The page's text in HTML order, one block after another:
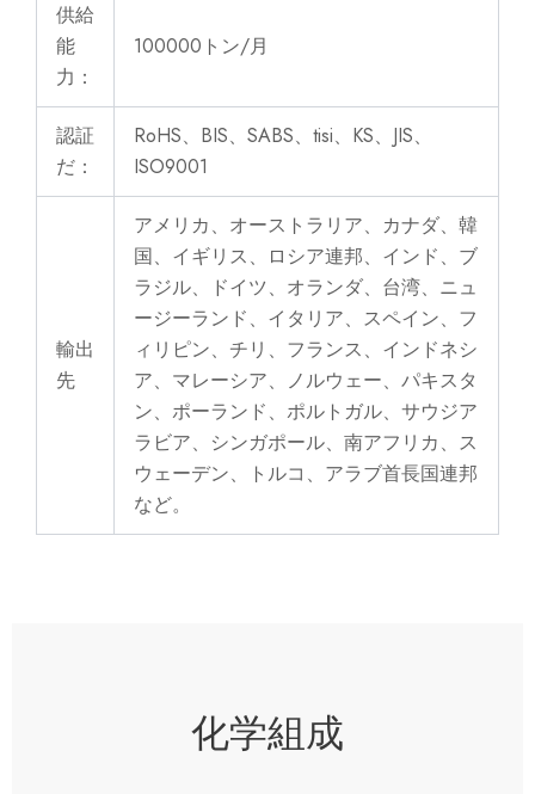
供給
能
力：
100000トン/月
認証
だ：
RoHS、BIS、SABS、tisi、KS、JIS、
ISO9001
輸出
先
アメリカ、オーストラリア、カナダ、韓
国、イギリス、ロシア連邦、インド、ブ
ラジル、ドイツ、オランダ、台湾、ニュ
ージーランド、イタリア、スペイン、フ
ィリピン、チリ、フランス、インドネシ
ア、マレーシア、ノルウェー、パキスタ
ン、ポーランド、ポルトガル、サウジア
ラビア、シンガポール、南アフリカ、ス
ウェーデン、トルコ、アラブ首長国連邦
など。
化学組成